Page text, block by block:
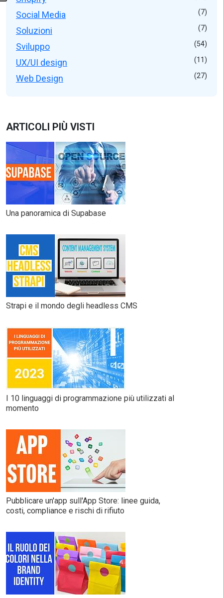
Social Media
(7)
Soluzioni (7)
Sviluppo (54)
UX/UI design (11)
Web Design (27)
ARTICOLI PIÙ VISTI
Una panoramica di Supabase
Strapi e il mondo degli headless CMS
I 10 linguaggi di programmazione più utilizzati al
momento
Pubblicare un'app sull'App Store: linee guida,
costi, compliance e rischi di rifiuto